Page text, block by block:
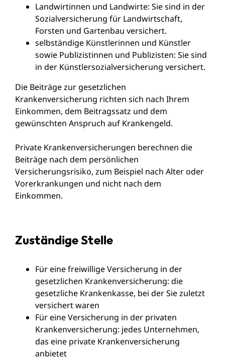
Landwirtinnen und Landwirte: Sie sind in der
Sozialversicherung für Landwirtschaft,
Forsten und Gartenbau versichert.
selbständige Künstlerinnen und Künstler
sowie Publizistinnen und Publizisten: Sie sind
in der Künstlersozialversicherung versichert.
Die Beiträge zur gesetzlichen
Krankenversicherung richten sich nach Ihrem
Einkommen, dem Beitragssatz und dem
gewünschten Anspruch auf Krankengeld.
Private Krankenversicherungen berechnen die
Beiträge nach dem persönlichen
Versicherungsrisiko, zum Beispiel nach Alter oder
Vorerkrankungen und nicht nach dem
Einkommen.
Zuständige Stelle
Für eine freiwillige Versicherung in der
gesetzlichen Krankenversicherung: die
gesetzliche Krankenkasse, bei der Sie zuletzt
versichert waren
Für eine Versicherung in der privaten
Krankenversicherung: jedes Unternehmen,
das eine private Krankenversicherung
anbietet